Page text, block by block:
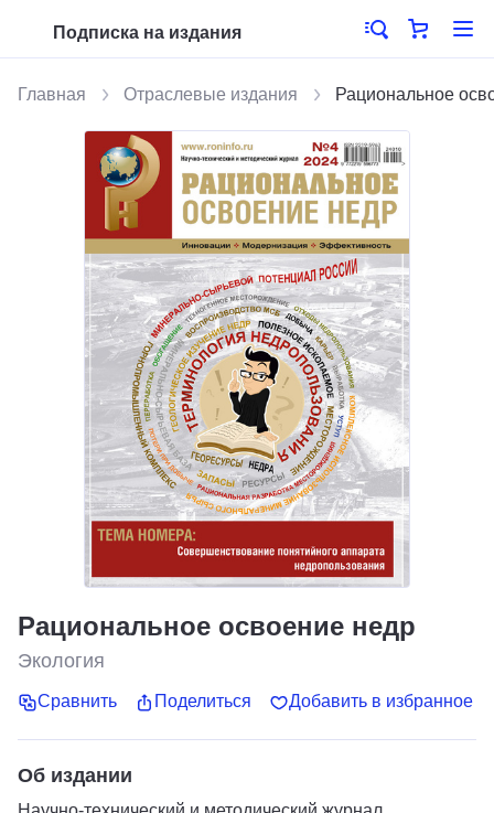
Подписка на издания
Главная Отраслевые издания Рациональное
Рациональное освоение недр
Экология
Сравнить Поделиться Добавить в избранное
Об издании